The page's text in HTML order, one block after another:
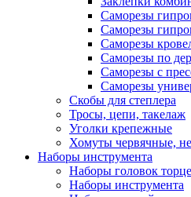
Саморезы
Саморезы
Саморезы
Саморезы по
Саморезы с
Саморезы
Скобы для степлера
Тросы, цепи, такелаж
Уголки крепежные
Хомуты червячные,
Наборы инструмента
Наборы головок
Наборы инструмента